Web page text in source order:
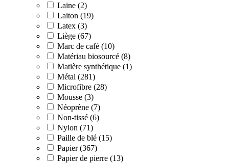
Laine (2)
Laiton (19)
Latex (3)
Liège (67)
Marc de café (10)
Matériau biosourcé (8)
Matière synthétique (1)
Métal (281)
Microfibre (28)
Mousse (3)
Néoprène (7)
Non-tissé (6)
Nylon (71)
Paille de blé (15)
Papier (367)
Papier de pierre (13)